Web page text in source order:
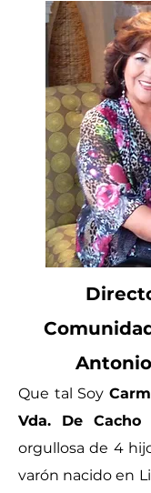
Que tal Soy
Vda. De Cacho
orgullosa de 4
varón nacido en